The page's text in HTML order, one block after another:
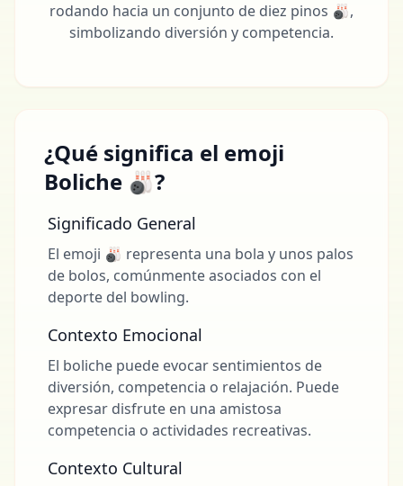
rodando hacia un conjunto de diez pinos 🎳,
simbolizando diversión y competencia.
¿Qué significa el emoji
Boliche 🎳?
Significado General
El emoji 🎳 representa una bola y unos palos
de bolos, comúnmente asociados con el
deporte del bowling.
Contexto Emocional
El boliche puede evocar sentimientos de
diversión, competencia o relajación. Puede
expresar disfrute en una amistosa
competencia o actividades recreativas.
Contexto Cultural